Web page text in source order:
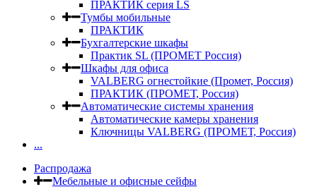
ПРАКТИК серия LS
Тумбы мобильные
ПРАКТИК
Бухгалтерские шкафы
Практик SL (ПРОМЕТ Россия)
Шкафы для офиса
VALBERG огнестойкие (Промет, Россия)
ПРАКТИК (ПРОМЕТ, Россия)
Автоматические системы хранения
Автоматические камеры хранения
Ключницы VALBERG (ПРОМЕТ, Россия)
...
Распродажа
Мебельные и офисные сейфы